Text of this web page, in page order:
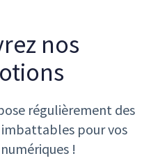
nos
régulièrement des
pour vos
!